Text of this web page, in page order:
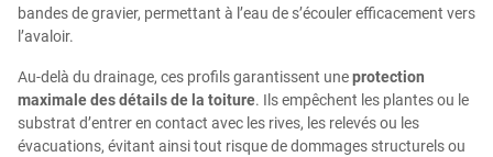
bandes de gravier, permettant à l’eau de s’écouler efficacement vers
l’avaloir.
Au-delà du drainage, ces profils garantissent uneprotection
maximale des détails de la toiture. Ils empêchent les plantes ou le
substrat d’entrer en contact avec les rives, les relevés ou les
évacuations, évitant ainsi tout risque de dommages structurels ou